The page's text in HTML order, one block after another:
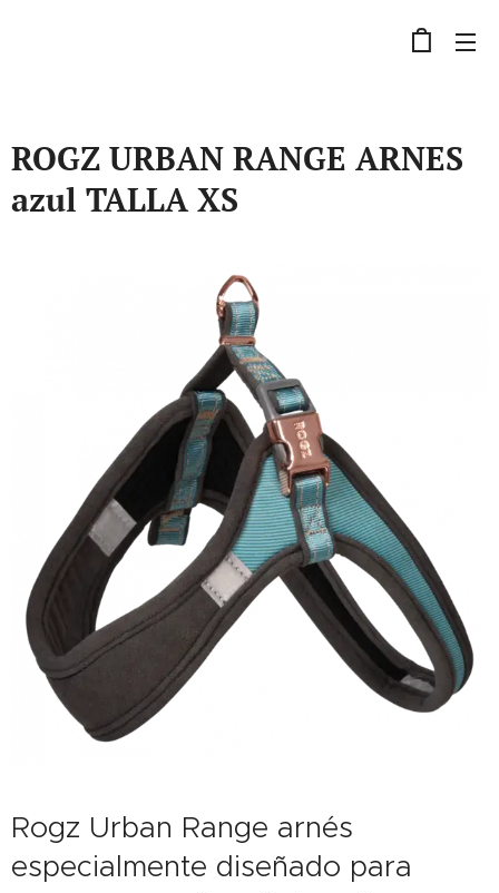
ROGZ URBAN RANGE ARNES
azul TALLA XS
Rogz Urban Range arnés
especialmente diseñado para